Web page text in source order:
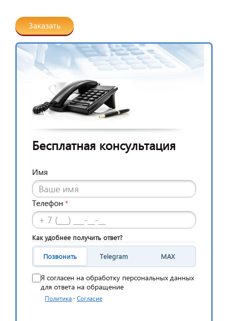
Заказать
Бесплатная консультация
Имя
Телефон *
Как удобнее получить ответ?
Позвонить Telegram MAX
Я согласен на обработку персональных данных
для ответа на обращение
Политика · Согласие